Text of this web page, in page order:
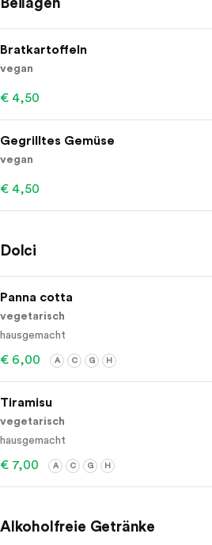
Beilagen
Bratkartoffeln
vegan
€ 4,50
Gegrilltes Gemüse
vegan
€ 4,50
Dolci
Panna cotta
vegetarisch
hausgemacht
€ 6,00 A C G H
Tiramisu
vegetarisch
hausgemacht
€ 7,00 A C G H
Alkoholfreie Getränke